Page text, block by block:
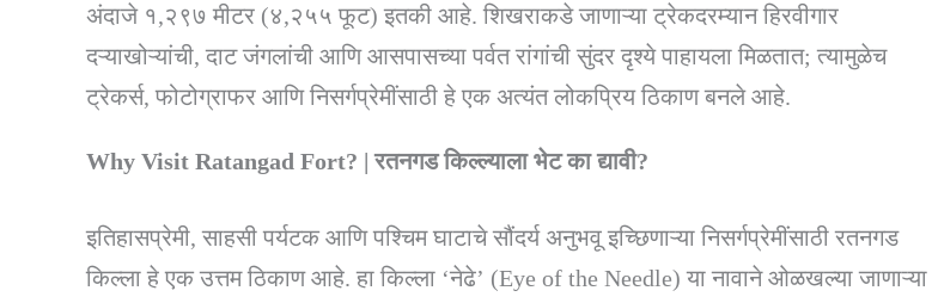
अंदाजे १,२९७ मीटर (४,२५५ फूट) इतकी आहे. शिखराकडे जाणाऱ्या ट्रेकदरम्यान हिरवीगार
दऱ्याखोऱ्यांची, दाट जंगलांची आणि आसपासच्या पर्वत रांगांची सुंदर दृश्ये पाहायला मिळतात; त्यामुळेच
ट्रेकर्स, फोटोग्राफर आणि निसर्गप्रेमींसाठी हे एक अत्यंत लोकप्रिय ठिकाण बनले आहे.
Why Visit Ratangad Fort? | रतनगड किल्ल्याला भेट का द्यावी?
इतिहासप्रेमी, साहसी पर्यटक आणि पश्चिम घाटाचे सौंदर्य अनुभवू इच्छिणाऱ्या निसर्गप्रेमींसाठी रतनगड
किल्ला हे एक उत्तम ठिकाण आहे. हा किल्ला ‘नेढे’ (Eye of the Needle) या नावाने ओळखल्या जाणाऱ्या